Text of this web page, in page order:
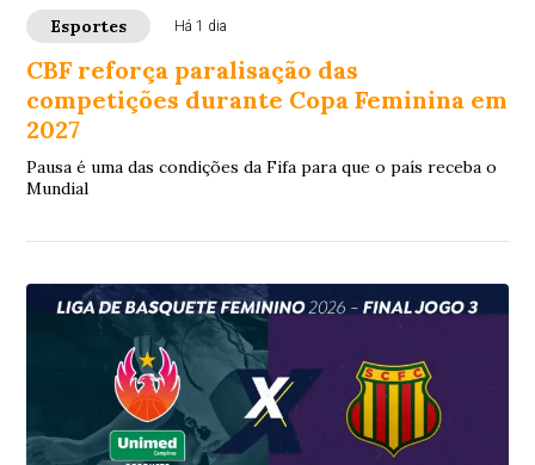
Esportes Há 1 dia
CBF reforça paralisação das
competições durante Copa Feminina em
2027
Pausa é uma das condições da Fifa para que o país receba o
Mundial